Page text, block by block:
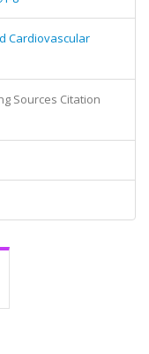
Cardiovascular
Sources Citation